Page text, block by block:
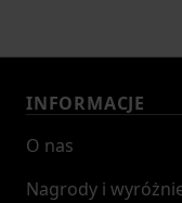
cenne złoża rudy
produkcji broni.
stworzył
INFORMACJE
O nas
Nagrody i